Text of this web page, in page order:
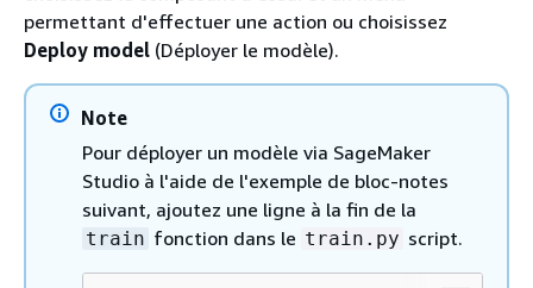
permettant d'effectuer une action ou choisissez
Deploy model (Déployer le modèle).
Note
Pour déployer un modèle via SageMaker
Studio à l'aide de l'exemple de bloc-notes
suivant, ajoutez une ligne à la fin de la
train fonction dans le train.py script.